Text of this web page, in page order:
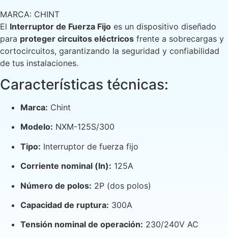
MARCA: CHINT
El Interruptor de Fuerza Fijo es un dispositivo diseñado
para proteger circuitos eléctricos frente a sobrecargas y
cortocircuitos, garantizando la seguridad y confiabilidad
de tus instalaciones.
Características técnicas:
Marca: Chint
Modelo: NXM-125S/300
Tipo: Interruptor de fuerza fijo
Corriente nominal (In): 125A
Número de polos: 2P (dos polos)
Capacidad de ruptura: 300A
Tensión nominal de operación: 230/240V AC